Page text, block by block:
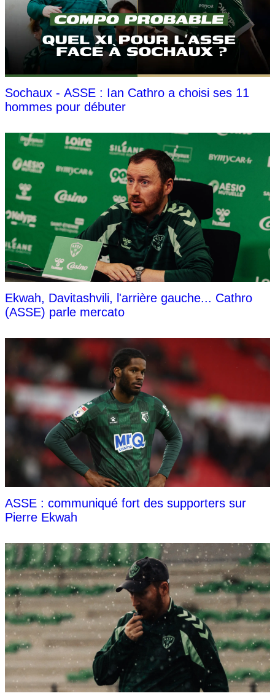
Sochaux - ASSE : Ian Cathro a choisi ses 11
hommes pour débuter
Ekwah, Davitashvili, l'arrière gauche... Cathro
(ASSE) parle mercato
ASSE : communiqué fort des supporters sur
Pierre Ekwah